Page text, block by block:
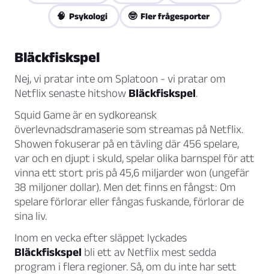
🧠 Psykologi 🤓 Fler frågesporter
Bläckfiskspel
Nej, vi pratar inte om Splatoon - vi pratar om
Netflix senaste hitshow Bläckfiskspel.
Squid Game är en sydkoreansk
överlevnadsdramaserie som streamas på Netflix.
Showen fokuserar på en tävling där 456 spelare,
var och en djupt i skuld, spelar olika barnspel för att
vinna ett stort pris på 45,6 miljarder won (ungefär
38 miljoner dollar). Men det finns en fångst: Om
spelare förlorar eller fångas fuskande, förlorar de
sina liv.
Inom en vecka efter släppet lyckades
Bläckfiskspel bli ett av Netflix mest sedda
program i flera regioner. Så, om du inte har sett